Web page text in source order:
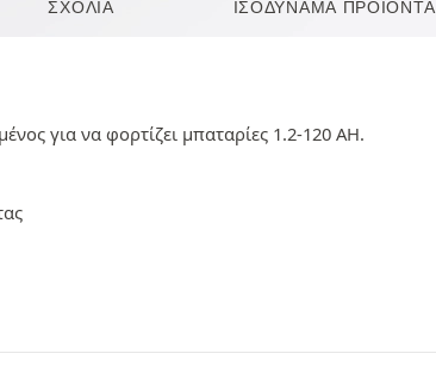
ΣΧΌΛΙΑ ΙΣΟΔΎΝΑΜΑ ΠΡΟΪΌΝΤΑ
για να φορτίζει μπαταρίες 1.2-120 AH.